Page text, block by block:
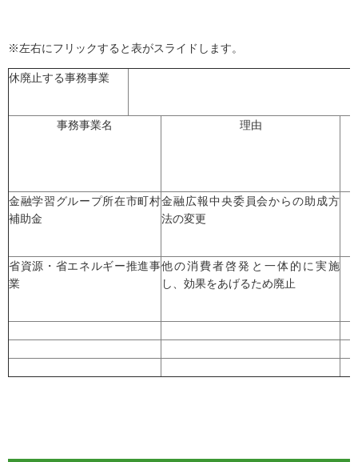
※左右にフリックすると表がスライドします。
休廃止する事務事業
事務事業名 理由
金融学習グループ所在市町村
補助金
金融広報中央委員会からの助成方
法の変更
省資源・省エネルギー推進事
業
他の消費者啓発と一体的に実施
し、効果をあげるため廃止